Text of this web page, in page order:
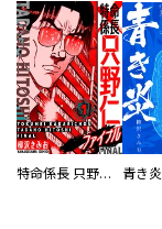
特命係長 只野仁ファイナル 愛蔵版 青き炎